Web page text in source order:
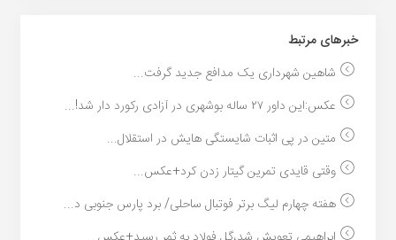
خبر‌های مرتبط
شاهین شهرداری یک مدافع جدید گرفت...
عکس:این داور ۲۷ ساله بوشهری در آزادی رکورد دار شد!...
متین در پی اثبات شایستگی هایش در استقلال...
وقتی قایدی تمرین گیتار زدن کرد+عکس...
هفته چهارم لیگ برتر فوتبال ساحلی/ برد پارس جنوبی د...